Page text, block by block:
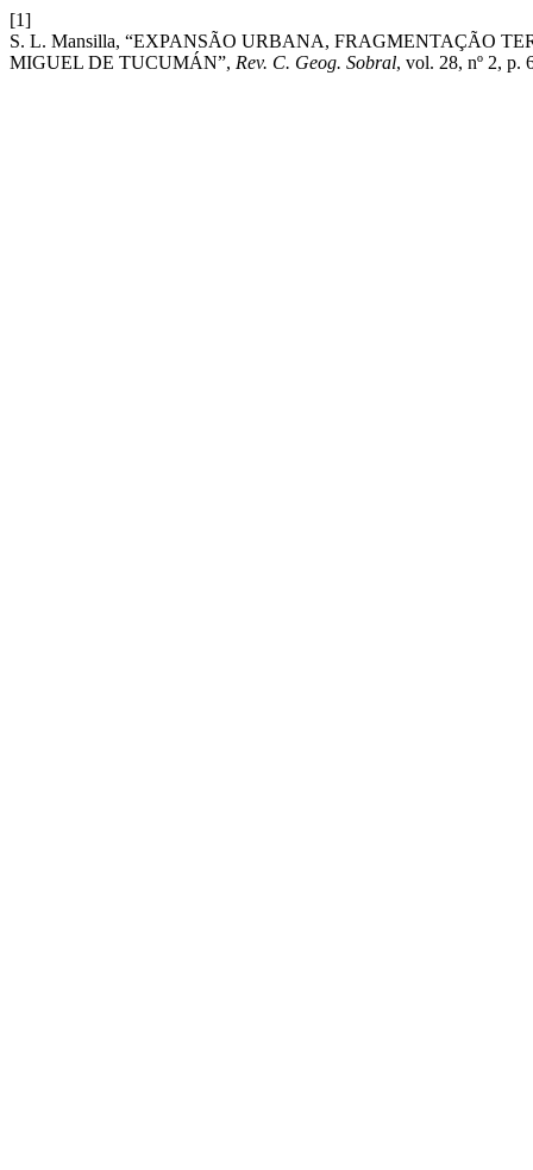
[1]
S. L. Mansilla, “EXPANSÃO URBANA, FRAGMENTAÇÃO
MIGUEL DE TUCUMÁN”, Rev. C. Geog. Sobral, vol. 28, nº 2, p.